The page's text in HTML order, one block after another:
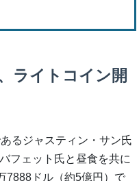
ライトコイン開
るジャスティン・サン氏
フェット氏と昼食を共に
7888ドル（約5億円）で